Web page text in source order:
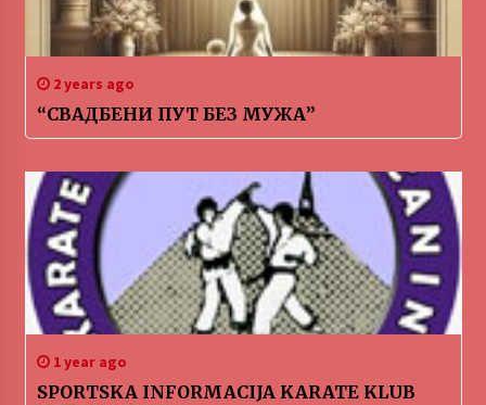
2 years ago
“СВАДБЕНИ ПУТ БЕЗ МУЖА”
1 year ago
SPORTSKA INFORMACIJA KARATE KLUB